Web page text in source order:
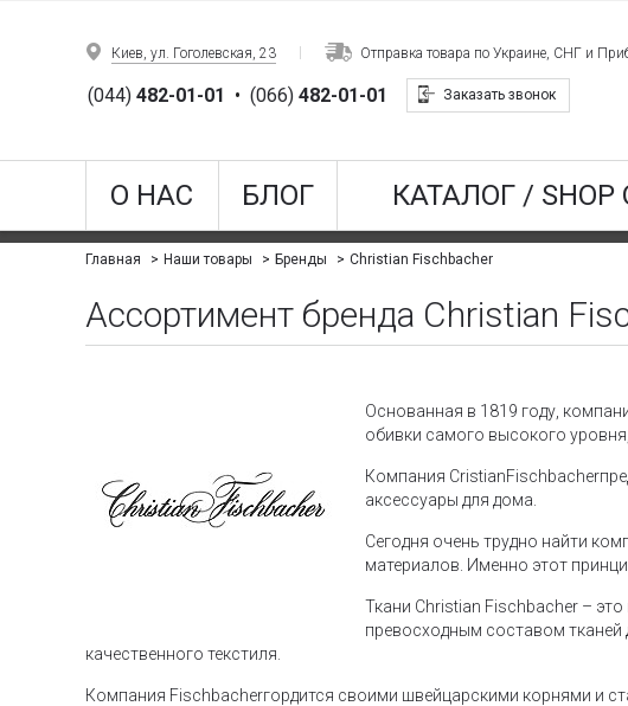
Киев, ул. Гоголевская, 23 Отправка товара по Украине, СНГ и
(044)482-01-01 • (066)482-01-01 Заказать звонок
О НАС БЛОГ КАТАЛОГ / SHOP
Главная Наши товары Бренды Christian Fischbacher
Ассортимент бренда Christian
Основанная в 1819 году,
обивки самого высокого
Компания
аксессуары для дома.
Сегодня очень трудно найти
материалов. Именно этот
Ткани Christian Fischbacher –
превосходным составом
качественного текстиля.
Компания Fischbacherгордится своими швейцарскими корнями и